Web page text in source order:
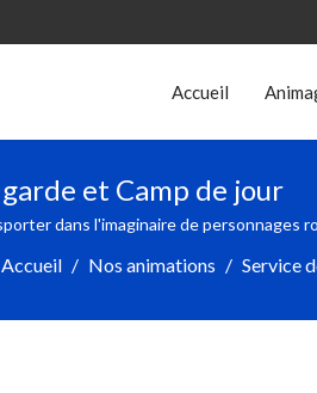
Accueil
et Camp de jour
dans l'imaginaire de personnages
Accueil Nos animations Service